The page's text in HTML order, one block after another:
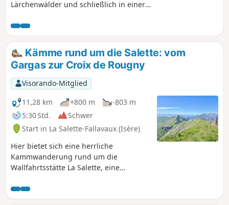
Lärchenwälder und schließlich in einer
markierte Wege erleichtern den Höhenunterschied dieser
Wanderung.
Kämme rund um die Salette: vom
Gargas zur Croix de Rougny
Visorando-Mitglied
11,28 km
+800 m
-803 m
5:30 Std.
Schwer
Start in La Salette-Fallavaux (Isère)
Hier bietet sich eine herrliche
Kammwanderung rund um die
Wallfahrtsstätte La Salette, eine
Aussicht auf der gesamten Strecke.
Zunächst muss man den Gargas